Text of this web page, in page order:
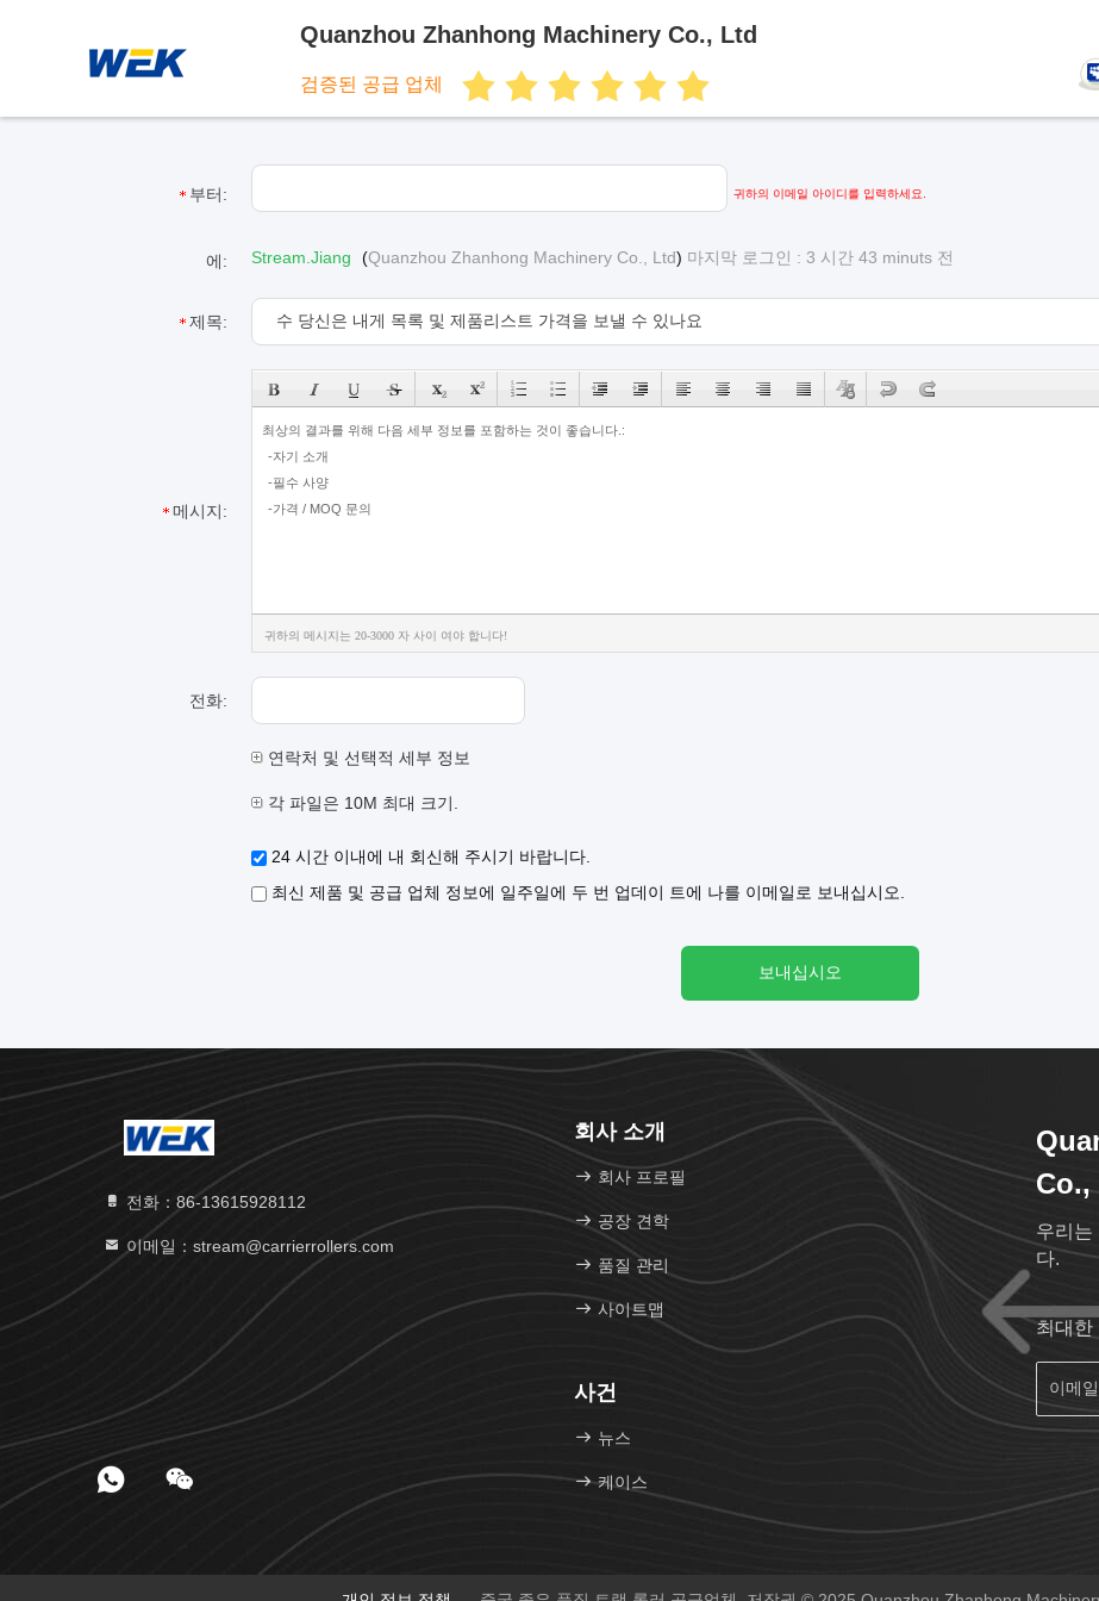
Quanzhou Zhanhong Machinery Co., Ltd
검증된 공급 업체
부터: 귀하의 이메일 아이디를 입력하세요.
에: Stream.Jiang (Quanzhou Zhanhong Machinery Co., Ltd) 마지막 로그인 : 3 시간 43 minuts 전
제목:
메시지:
귀하의 메시지는 20-3000 자 사이 여야 합니다!
전화:
연락처 및 선택적 세부 정보
각 파일은 10M 최대 크기.
24 시간 이내에 내 회신해 주시기 바랍니다.
최신 제품 및 공급 업체 정보에 일주일에 두 번 업데이 트에 나를 이메일로 보내십시오.
전화：86-13615928112
이메일：stream@carrierrollers.com
회사 소개
회사 프로필
공장 견학
품질 관리
사이트맵
사건
뉴스
케이스
Co.,
우리는
다.
최대한